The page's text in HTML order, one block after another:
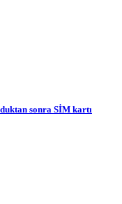
sonra SİM kartı